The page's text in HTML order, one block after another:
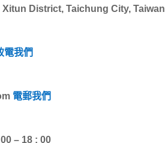
District, Taichung City, Taiwan
電我們
電郵我們
– 18 : 00